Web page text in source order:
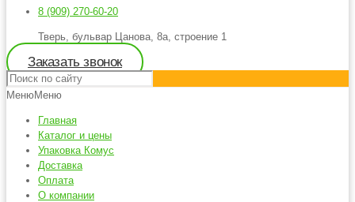
8 (909) 270-60-20
Тверь, бульвар Цанова, 8а, строение 1
Заказать звонок
МенюМеню
Главная
Каталог и цены
Упаковка Комус
Доставка
Оплата
О компании